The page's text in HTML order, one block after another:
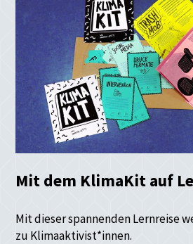
Mit dem KlimaKit auf
Mit dieser spannenden Lernreise
zu Klimaaktivist*innen.